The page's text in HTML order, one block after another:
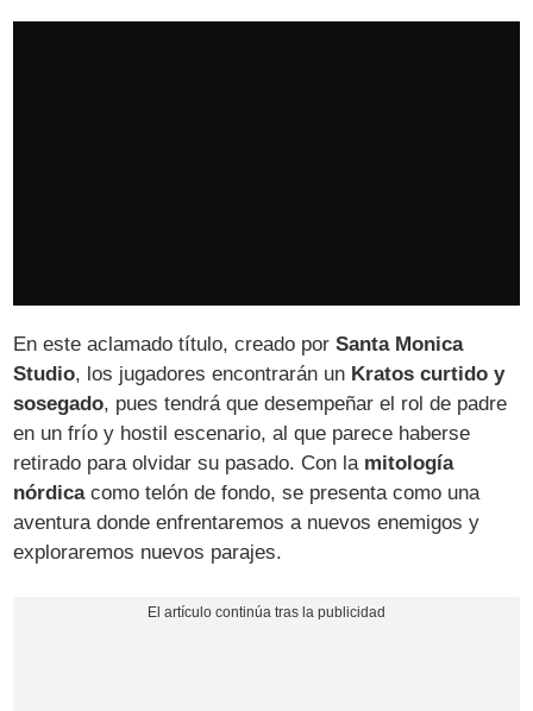
En este aclamado título, creado porSanta Monica
Studio, los jugadores encontrarán un Kratos curtido y
sosegado, pues tendrá que desempeñar el rol de padre
en un frío y hostil escenario, al que parece haberse
retirado para olvidar su pasado. Con la mitología
nórdicacomo telón de fondo, se presenta como una
aventura donde enfrentaremos a nuevos enemigos y
exploraremos nuevos parajes.